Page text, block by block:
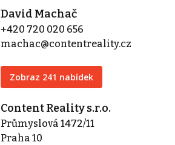
David Machač
+420 720 020 656
machac@contentreality.cz
Zobraz 241 nabídek
Content Reality s.r.o.
Průmyslová 1472/11
Praha 10